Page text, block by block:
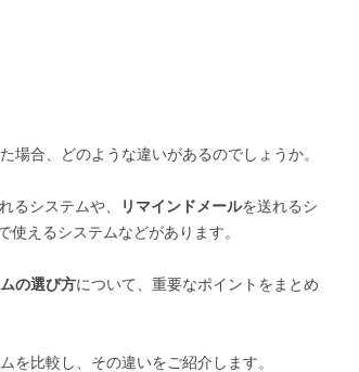
場合、どのような違いがあるのでしょうか。
るシステムや、 リマインドメールを送れるシ
使えるシステムなどがあります。
の選び方について、重要なポイントをまとめ
を比較し、その違いをご紹介します。